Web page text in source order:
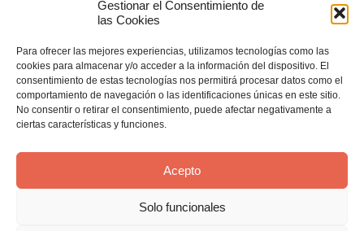
Gestionar el Consentimiento de
las Cookies
Para ofrecer las mejores experiencias, utilizamos tecnologías como las
cookies para almacenar y/o acceder a la información del dispositivo. El
consentimiento de estas tecnologías nos permitirá procesar datos como el
comportamiento de navegación o las identificaciones únicas en este sitio.
No consentir o retirar el consentimiento, puede afectar negativamente a
ciertas características y funciones.
Acepto
Solo funcionales
Casa de acogida:609 423 521o949 835 058
Parroquia y sacerdotes:949 835 111
Monasterio:monasterio@buenafuente.org
Información:informacion@buenafuente.org
Casa de acogida:acogida@buenafuente.org
Ángel Moreno:angel@buenafuente.org
© Buenafuente del Sistal 2025 |